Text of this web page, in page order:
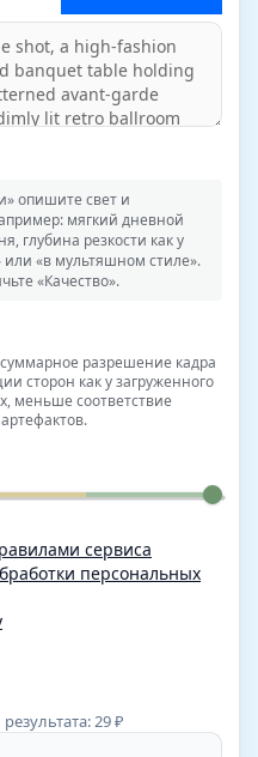
опишите свет и
мягкий дневной
глубина резкости как у
или «в мультяшном стиле».
«Качество».
разрешение кадра
сторон как у загруженного
меньше соответствие
сервиса
персональных
29₽